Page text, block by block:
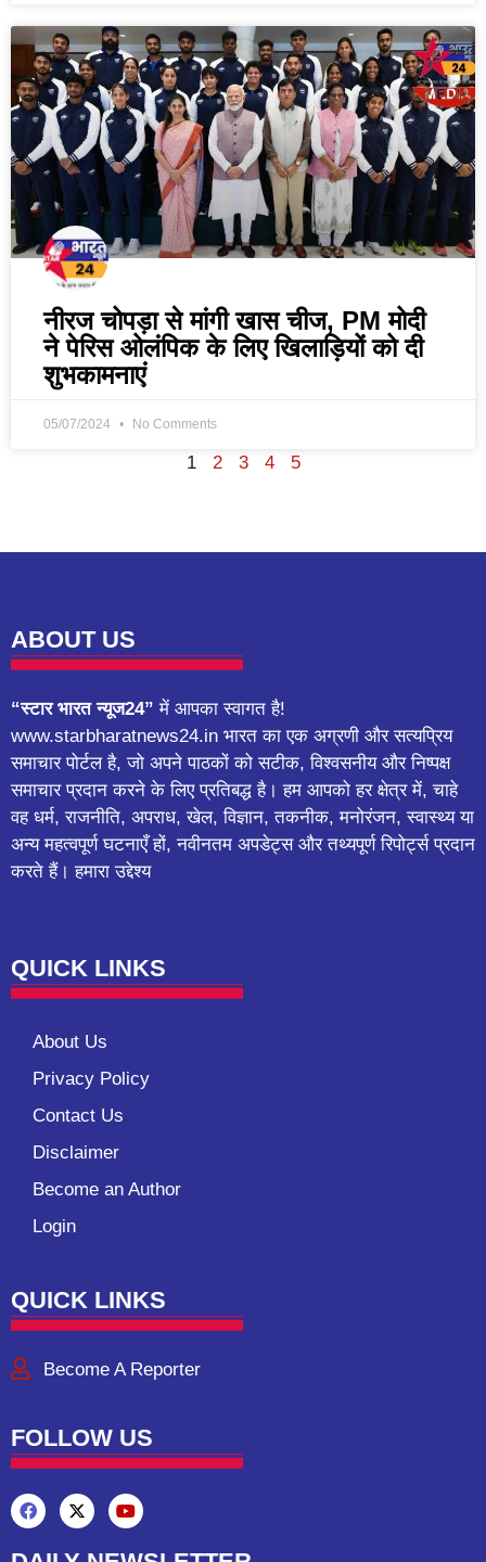
नीरज चोपड़ा से मांगी खास चीज, PM मोदी
ने पेरिस ओलंपिक के लिए खिलाड़ियों को दी
शुभकामनाएं
05/07/2024 No Comments
1 2 3 4 5
ABOUT US
“स्टार भारत न्यूज24” में आपका स्वागत है!
www.starbharatnews24.in भारत का एक अग्रणी और सत्यप्रिय
समाचार पोर्टल है, जो अपने पाठकों को सटीक, विश्वसनीय और निष्पक्ष
समाचार प्रदान करने के लिए प्रतिबद्ध है। हम आपको हर क्षेत्र में, चाहे
वह धर्म, राजनीति, अपराध, खेल, विज्ञान, तकनीक, मनोरंजन, स्वास्थ्य या
अन्य महत्वपूर्ण घटनाएँ हों, नवीनतम अपडेट्स और तथ्यपूर्ण रिपोर्ट्स प्रदान
करते हैं। हमारा उद्देश्य
QUICK LINKS
About Us
Privacy Policy
Contact Us
Disclaimer
Become an Author
Login
QUICK LINKS
Become A Reporter
FOLLOW US